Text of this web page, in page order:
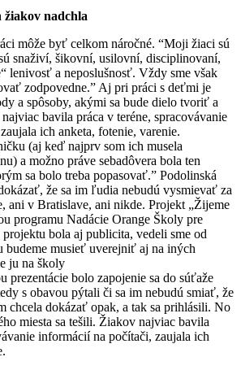
žiakov nadchla
môže byť celkom náročné. “Moji žiaci sú
snaživí, šikovní, usilovní, disciplinovaní,
lenivosť a neposlušnosť. Vždy sme však
zodpovedne.” Aj pri práci s deťmi je
a spôsoby, akými sa bude dielo tvoriť a
bavila práca v teréne, spracovávanie
ich anketa, fotenie, varenie.
(aj keď najprv som ich musela
a možno práve sebadôvera bola ten
sa bolo treba popasovať.” Podolinská
že sa im ľudia nebudú vysmievať za
ani v Bratislave, ani nikde. Projekt „Žijeme
programu Nadácie Orange Školy pre
bola aj publicita, vedeli sme od
budeme musieť uverejniť aj na iných
ju na školy
prezentácie bolo zapojenie sa do súťaže
s obavou pýtali či sa im nebudú smiať, že
chcela dokázať opak, a tak sa prihlásili. No
miesta sa tešili. Žiakov najviac bavila
informácií na počítači, zaujala ich